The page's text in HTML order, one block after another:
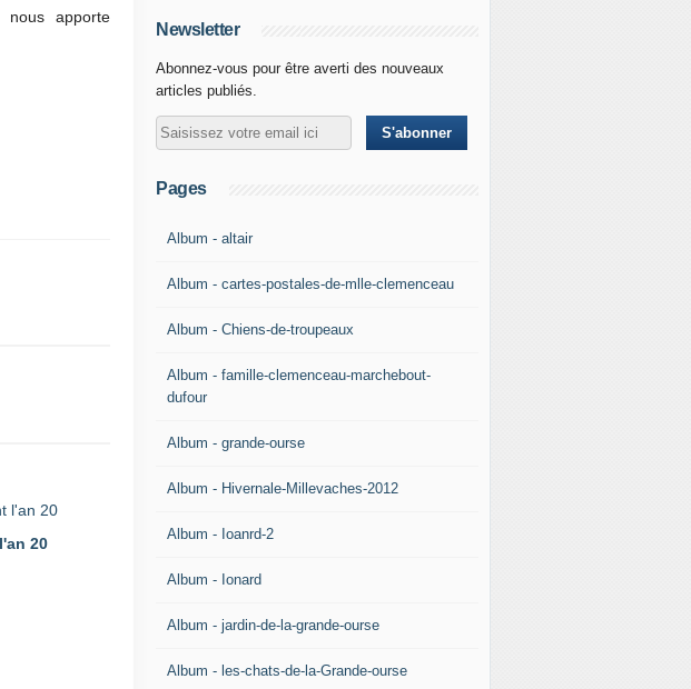
nous apporte
20
Newsletter
Abonnez-vous pour être averti des nouveaux
articles publiés.
Pages
Album - altair
Album - cartes-postales-de-mlle-clemenceau
Album - Chiens-de-troupeaux
Album - famille-clemenceau-marchebout-
dufour
Album - grande-ourse
Album - Hivernale-Millevaches-2012
Album - Ioanrd-2
Album - Ionard
Album - jardin-de-la-grande-ourse
Album - les-chats-de-la-Grande-ourse